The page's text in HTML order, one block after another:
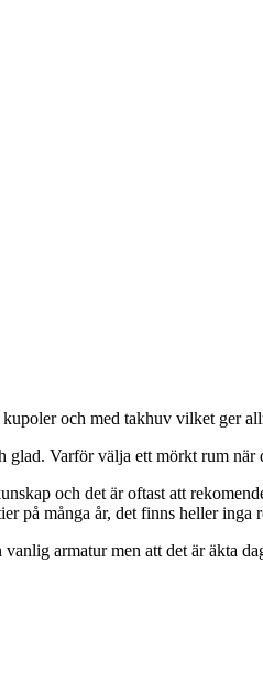
och med takhuv vilket ger
glad. Varför välja ett mörkt rum när
och det är oftast att
på många år, det finns heller inga
armatur men att det är äkta